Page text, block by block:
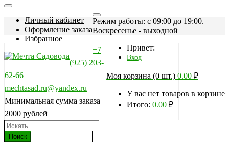
Личный кабинет
Оформление заказа
Избранное
Режим работы: c 09:00 до 19:00.
Воскресенье - выходной
Привет:
Вход
Моя корзина (0 шт.) 0.00 ₽
У вас нет товаров в корзине
Итого: 0.00 ₽
+7
(925) 203-
62-66
mechtasad.ru@yandex.ru
Минимальная сумма заказа
2000 рублей
Поиск